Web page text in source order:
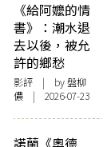
《給阿嬤的情
書》：潮水退
去以後，被允
許的鄉愁
影評 | by 盤柳
儂 | 2026-07-23